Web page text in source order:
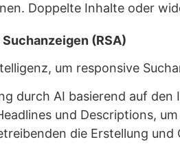
Doppelte Inhalte oder
(RSA)
um responsive
durch AI basierend auf den
und Descriptions,
die Erstellung